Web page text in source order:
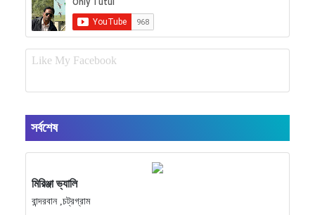
Like My Facebook
সর্বশেষ
মিরিঞ্জা ভ্যালি
বান্দরবান ,চট্রগ্রাম